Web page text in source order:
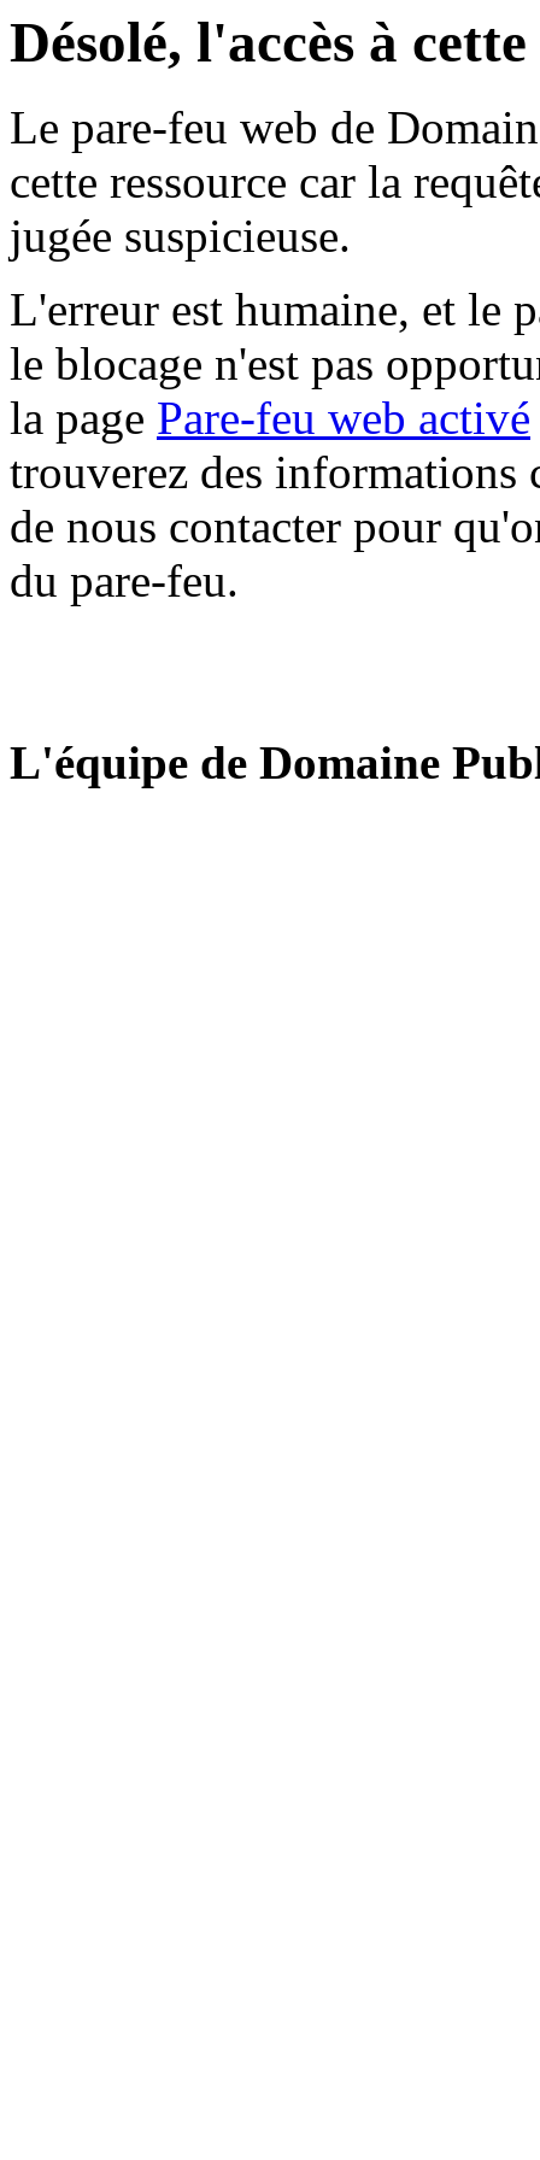
Désolé, l'accès à
Le pare-feu web de
cette ressource car la
jugée suspicieuse.
L'erreur est humaine, et le
le blocage n'est pas
la page Pare-feu web activé
trouverez des informations
de nous contacter pour
du pare-feu.
L'équipe de Domaine